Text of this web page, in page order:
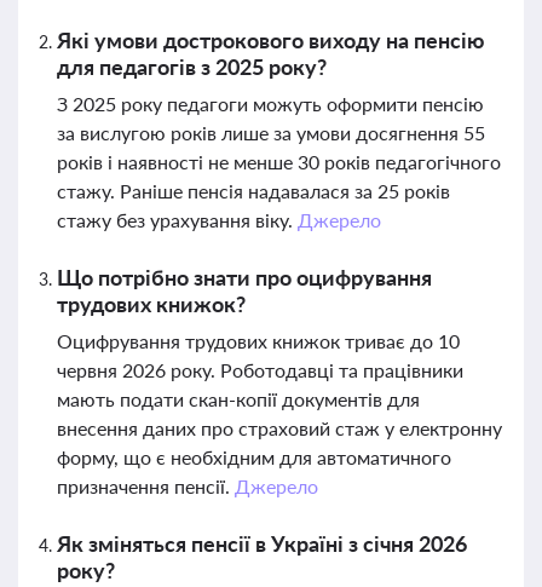
Які умови дострокового виходу на пенсію
для педагогів з 2025 року?
З 2025 року педагоги можуть оформити пенсію
за вислугою років лише за умови досягнення 55
років і наявності не менше 30 років педагогічного
стажу. Раніше пенсія надавалася за 25 років
стажу без урахування віку. Джерело
Що потрібно знати про оцифрування
трудових книжок?
Оцифрування трудових книжок триває до 10
червня 2026 року. Роботодавці та працівники
мають подати скан-копії документів для
внесення даних про страховий стаж у електронну
форму, що є необхідним для автоматичного
призначення пенсії. Джерело
Як зміняться пенсії в Україні з січня 2026
року?